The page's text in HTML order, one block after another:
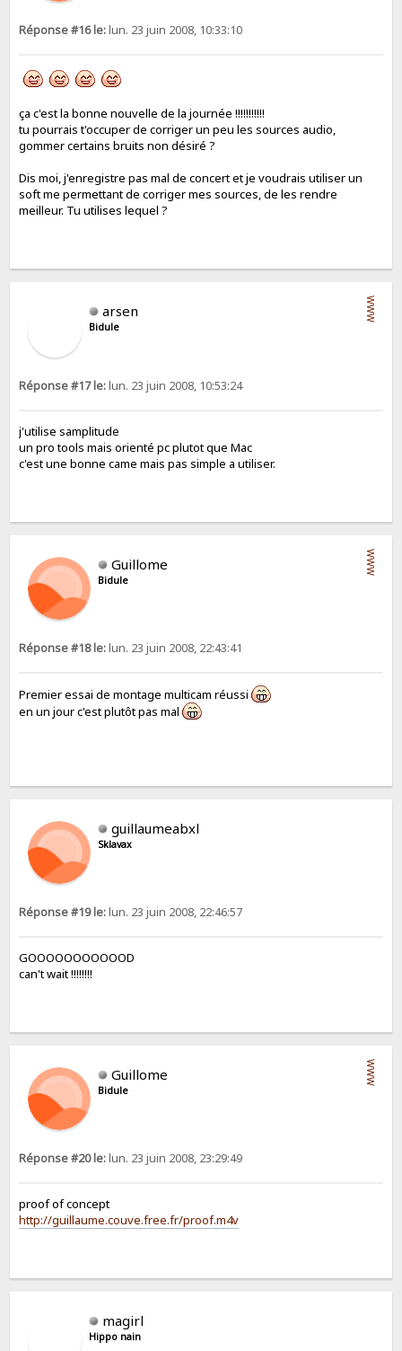
Réponse #16 le:lun. 23 juin 2008, 10:33:10
ça c'est la bonne nouvelle de la journée !!!!!!!!!!!
tu pourrais t'occuper de corriger un peu les sources audio,
gommer certains bruits non désiré ?
Dis moi, j'enregistre pas mal de concert et je voudrais utiliser un
soft me permettant de corriger mes sources, de les rendre
meilleur. Tu utilises lequel ?
arsen
Bidule
WWW
Réponse #17 le:lun. 23 juin 2008, 10:53:24
j'utilise samplitude
un pro tools mais orienté pc plutot que Mac
c'est une bonne came mais pas simple a utiliser.
Guillome
Bidule
WWW
Réponse #18 le:lun. 23 juin 2008, 22:43:41
Premier essai de montage multicam réussi
en un jour c'est plutôt pas mal
guillaumeabxl
Sklavax
Réponse #19 le:lun. 23 juin 2008, 22:46:57
GOOOOOOOOOOOD
can't wait !!!!!!!!
Guillome
Bidule
WWW
Réponse #20 le:lun. 23 juin 2008, 23:29:49
proof of concept
http://guillaume.couve.free.fr/proof.m4v
magirl
Hippo nain